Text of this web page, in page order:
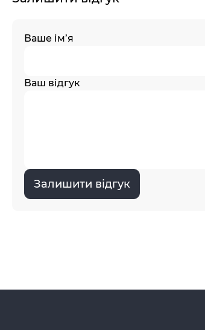
Ваше ім’я
Ваш відгук
Залишити відгук